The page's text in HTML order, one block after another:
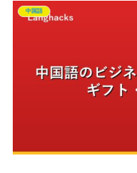
中国語